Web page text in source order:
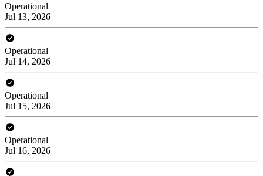
Operational
Jul 13, 2026
Operational
Jul 14, 2026
Operational
Jul 15, 2026
Operational
Jul 16, 2026